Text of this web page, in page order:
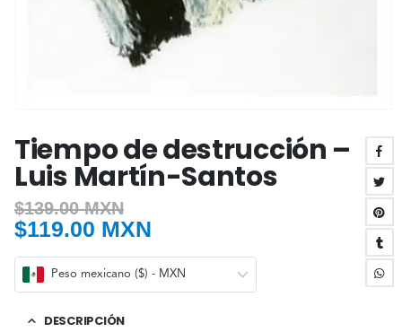
Tiempo de destrucción –
Luis Martín-Santos
$139.00 MXN
$119.00 MXN
Peso mexicano ($) - MXN
DESCRIPCIÓN